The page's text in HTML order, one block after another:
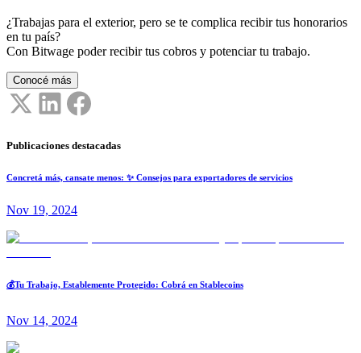
¿Trabajas para el exterior, pero se te complica recibir tus honorarios
en tu país?
Con Bitwage poder recibir tus cobros y potenciar tu trabajo.
Conocé más
Publicaciones destacadas
Concretá más, cansate menos: ✨ Consejos para exportadores de servicios
Nov 19, 2024
💰Tu Trabajo, Establemente Protegido: Cobrá en Stablecoins
Nov 14, 2024